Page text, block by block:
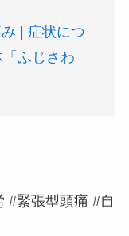
| 症状につ
ふじさわ
#緊張型頭痛 #自